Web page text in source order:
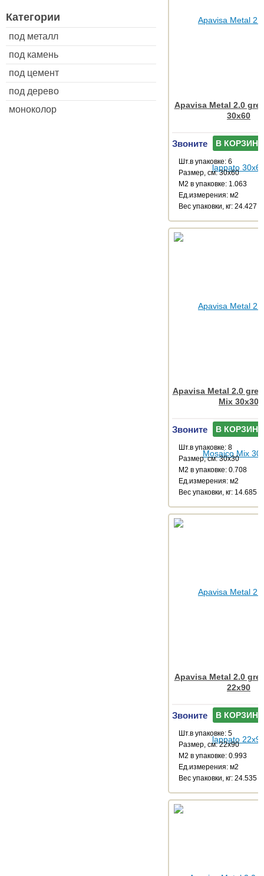
Категории
под металл
под камень
под цемент
под дерево
моноколор
Apavisa Metal 2.0
30x60
Звоните В КОРЗИНУ
Шт.в упаковке: 6
Размер, см: 30x60
М2 в упаковке: 1.063
Ед.измерения: м2
Веc упаковки, кг: 24.427
Apavisa Metal 2.0
Mix 30x30
Звоните В КОРЗИНУ
Шт.в упаковке: 8
Размер, см: 30x30
М2 в упаковке: 0.708
Ед.измерения: м2
Веc упаковки, кг: 14.685
Apavisa Metal 2.0
22x90
Звоните В КОРЗИНУ
Шт.в упаковке: 5
Размер, см: 22x90
М2 в упаковке: 0.993
Ед.измерения: м2
Веc упаковки, кг: 24.535